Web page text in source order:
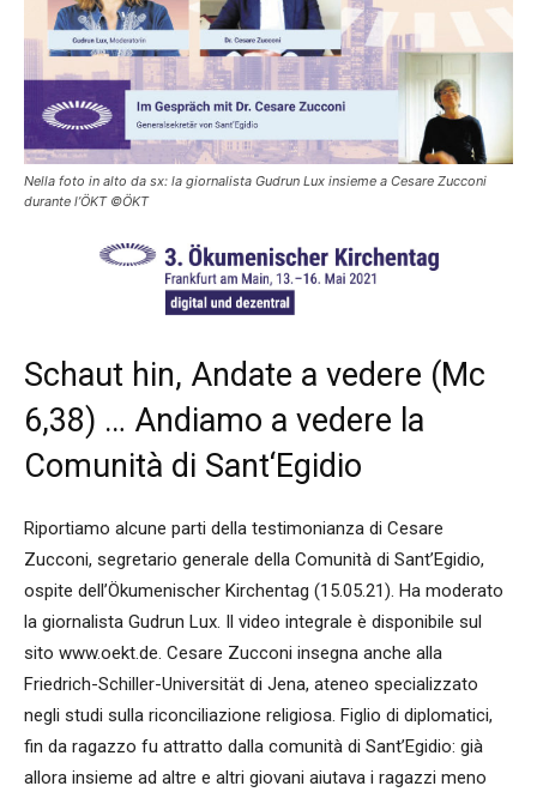
Nella foto in alto da sx: la giornalista Gudrun Lux insieme a Cesare Zucconi
durante l’ÖKT ©ÖKT
Schaut hin, Andate a vedere (Mc
6,38) … Andiamo a vedere la
Comunità di Sant‘Egidio
Riportiamo alcune parti della testimonianza di Cesare
Zucconi, segretario generale della Comunità di Sant’Egidio,
ospite dell’Ökumenischer Kirchentag (15.05.21). Ha moderato
la giornalista Gudrun Lux. Il video integrale è disponibile sul
sito www.oekt.de. Cesare Zucconi insegna anche alla
Friedrich-Schiller-Universität di Jena, ateneo specializzato
negli studi sulla riconciliazione religiosa. Figlio di diplomatici,
fin da ragazzo fu attratto dalla comunità di Sant’Egidio: già
allora insieme ad altre e altri giovani aiutava i ragazzi meno